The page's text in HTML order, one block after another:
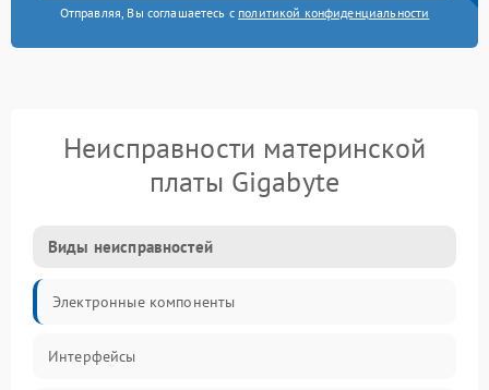
Отправляя, Вы соглашаетесь с политикой конфиденциальности
Неисправности материнской
платы Gigabyte
Виды неисправностей
Электронные компоненты
Интерфейсы